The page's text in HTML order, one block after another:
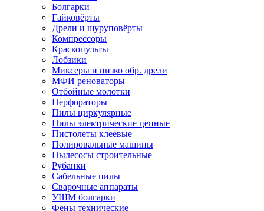
Болгарки
Гайковёрты
Дрели и шуруповёрты
Компрессоры
Краскопульты
Лобзики
Миксеры и низко обр. дрели
МФИ реноваторы
Отбойные молотки
Перфораторы
Пилы циркулярные
Пилы электрические цепные
Пистолеты клеевые
Полировальные машины
Пылесосы строительные
Рубанки
Сабельные пилы
Сварочные аппараты
УШМ болгарки
Фены технические